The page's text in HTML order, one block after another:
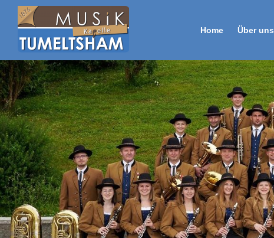
Home Über uns